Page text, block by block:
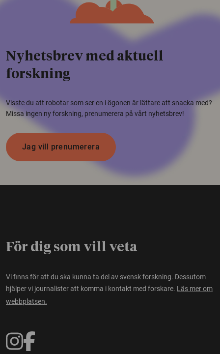
Nyhetsbrev med aktuell
forskning
Visste du att robotar som ser en i ögonen är lättare att snacka med?
Missa ingen ny forskning, prenumerera på vårt nyhetsbrev!
Jag vill prenumerera
För dig som vill veta
Vi finns för att du ska kunna ta del av svensk forskning. Dessutom
hjälper vi journalister att komma i kontakt med forskare. Läs mer om
webbplatsen.